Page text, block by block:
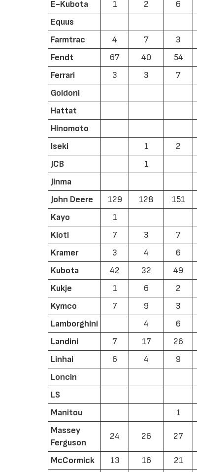
E-Kubota
1 2 6
Equus
Farmtrac
4 7 3
Fendt
67 40 54
Ferrari
3 3 7
Goldoni
Hattat
Hinomoto
Iseki
1 2
JCB
1
Jinma
John Deere
129 128 151
Kayo
1
Kioti
7 3 7
Kramer
3 4 6
Kubota
42 32 49
Kukje
1 6 2
Kymco
7 9 3
Lamborghini
4 6
Landini
7 17 26
Linhai
6 4 9
Loncin
LS
Manitou
1
Massey
Ferguson
24 26 27
McCormick 13 16 21